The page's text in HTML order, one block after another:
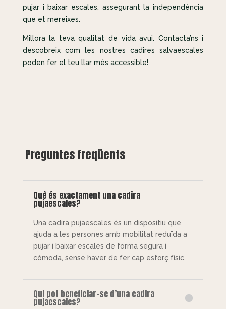
pujar i baixar escales, assegurant la independència
que et mereixes.
Millora la teva qualitat de vida avui. Contacta’ns i
descobreix com les nostres cadires salvaescales
poden fer el teu llar més accessible!
Preguntes freqüents
Què és exactament una cadira
pujaescales?
Una cadira pujaescales és un dispositiu que
ajuda a les persones amb mobilitat reduïda a
pujar i baixar escales de forma segura i
còmoda, sense haver de fer cap esforç físic.
Qui pot beneficiar-se d’una cadira
pujaescales?